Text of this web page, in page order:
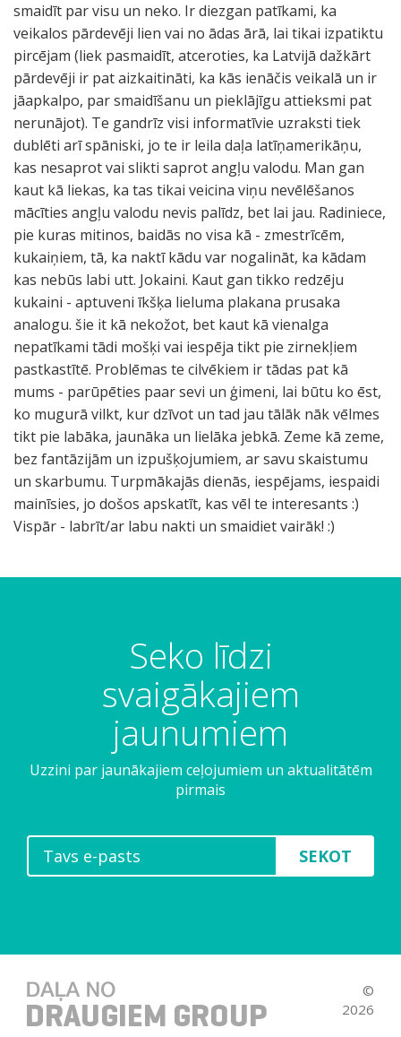
smaidīt par visu un neko. Ir diezgan patīkami, ka
veikalos pārdevēji lien vai no ādas ārā, lai tikai izpatiktu
pircējam (liek pasmaidīt, atceroties, ka Latvijā dažkārt
pārdevēji ir pat aizkaitināti, ka kās ienāčis veikalā un ir
jāapkalpo, par smaidīšanu un pieklājīgu attieksmi pat
nerunājot). Te gandrīz visi informatīvie uzraksti tiek
dublēti arī spāniski, jo te ir leila daļa latīņamerikāņu,
kas nesaprot vai slikti saprot angļu valodu. Man gan
kaut kā liekas, ka tas tikai veicina viņu nevēlēšanos
mācīties angļu valodu nevis palīdz, bet lai jau. Radiniece,
pie kuras mitinos, baidās no visa kā - zmestrīcēm,
kukaiņiem, tā, ka naktī kādu var nogalināt, ka kādam
kas nebūs labi utt. Jokaini. Kaut gan tikko redzēju
kukaini - aptuveni īkšķa lieluma plakana prusaka
analogu. šie it kā nekožot, bet kaut kā vienalga
nepatīkami tādi mošķi vai iespēja tikt pie zirnekļiem
pastkastītē. Problēmas te cilvēkiem ir tādas pat kā
mums - parūpēties paar sevi un ģimeni, lai būtu ko ēst,
ko mugurā vilkt, kur dzīvot un tad jau tālāk nāk vēlmes
tikt pie labāka, jaunāka un lielāka jebkā. Zeme kā zeme,
bez fantāzijām un izpušķojumiem, ar savu skaistumu
un skarbumu. Turpmākajās dienās, iespējams, iespaidi
mainīsies, jo došos apskatīt, kas vēl te interesants :)
Vispār - labrīt/ar labu nakti un smaidiet vairāk! :)
Seko līdzi
svaigākajiem
jaunumiem
Uzzini par jaunākajiem ceļojumiem un aktualitātēm
pirmais
SEKOT
©
2026